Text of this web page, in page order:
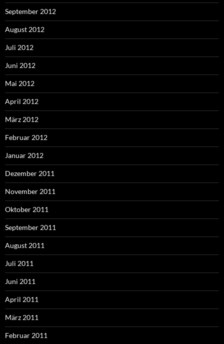
September 2012
August 2012
Juli 2012
Juni 2012
Mai 2012
April 2012
März 2012
Februar 2012
Januar 2012
Dezember 2011
November 2011
Oktober 2011
September 2011
August 2011
Juli 2011
Juni 2011
April 2011
März 2011
Februar 2011